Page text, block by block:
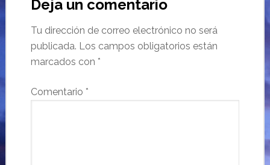
Deja un comentario
Tu dirección de correo electrónico no será
publicada. Los campos obligatorios están
marcados con *
Comentario *